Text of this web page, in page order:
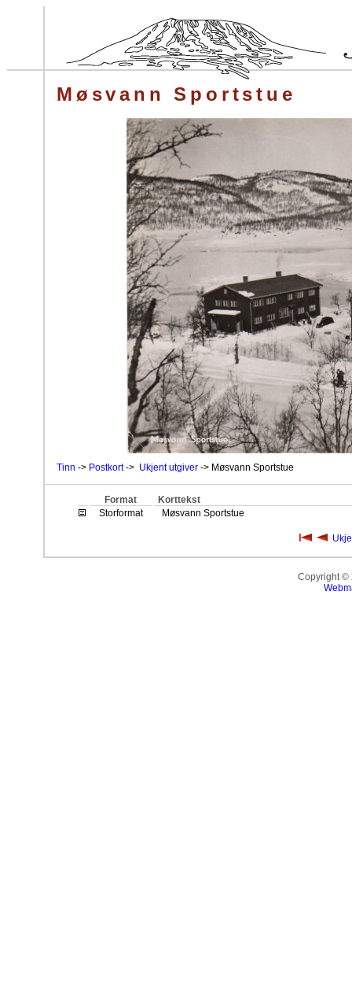
Møsvann Sportstue
Tinn -> Postkort-> Ukjent utgiver -> Møsvann Sportstue
Format
Korttekst
Storformat
Møsvann Sportstue
Copyright ©